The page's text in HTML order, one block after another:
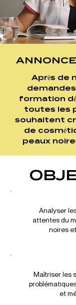
Après de
formation
toutes les
souhaitent
de
peaux
Analyser
attentes du
noires
Maîtriser les
et